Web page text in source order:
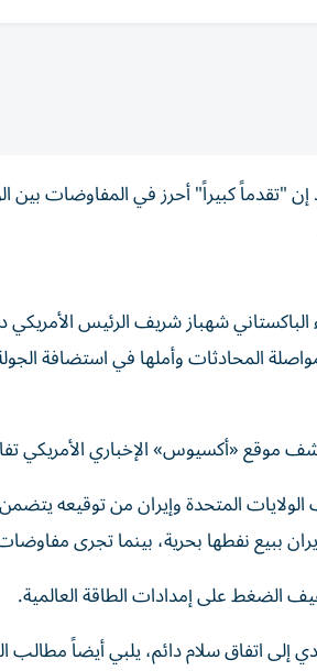
‌إن "تقدماً كبيراً" ‌أحرز في المفاوضات
شهباز شريف الرئيس
المحادثات وأملها ⁠في ‌استضافة
موقع «أكسيوس» الإخباري الأمريكي
ببيع نفطها بحرية، بينما تجرى
الضغط على إمدادات الطاقة العالمية.
اتفاق سلام دائم، يلبي أيضاً مطالب